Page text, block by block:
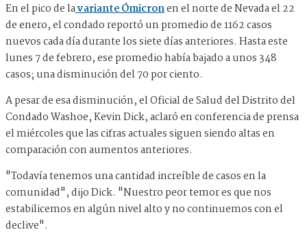
En el pico de lavariante Ómicronen el norte de Nevada el 22
de enero, el condado reportó un promedio de 1162 casos
nuevos cada día durante los siete días anteriores. Hasta este
lunes 7 de febrero, ese promedio había bajado a unos 348
casos; una disminución del 70 por ciento.
A pesar de esa disminución, el Oficial de Salud del Distrito del
Condado Washoe, Kevin Dick, aclaró en conferencia de prensa
el miércoles que las cifras actuales siguen siendo altas en
comparación con aumentos anteriores.
"Todavía tenemos una cantidad increíble de casos en la
comunidad", dijo Dick. "Nuestro peor temor es que nos
estabilicemos en algún nivel alto y no continuemos con el
declive".